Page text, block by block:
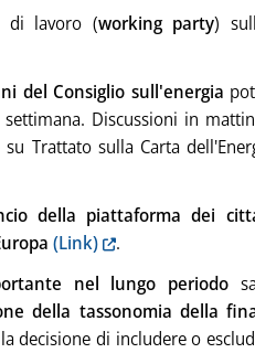
di lavoro (working party)
del Consiglio sull'energia
Discussioni in
Trattato sulla Carta
della piattaforma dei
(Link)
.
nel lungo periodo
della tassonomia della
decisione di includere o